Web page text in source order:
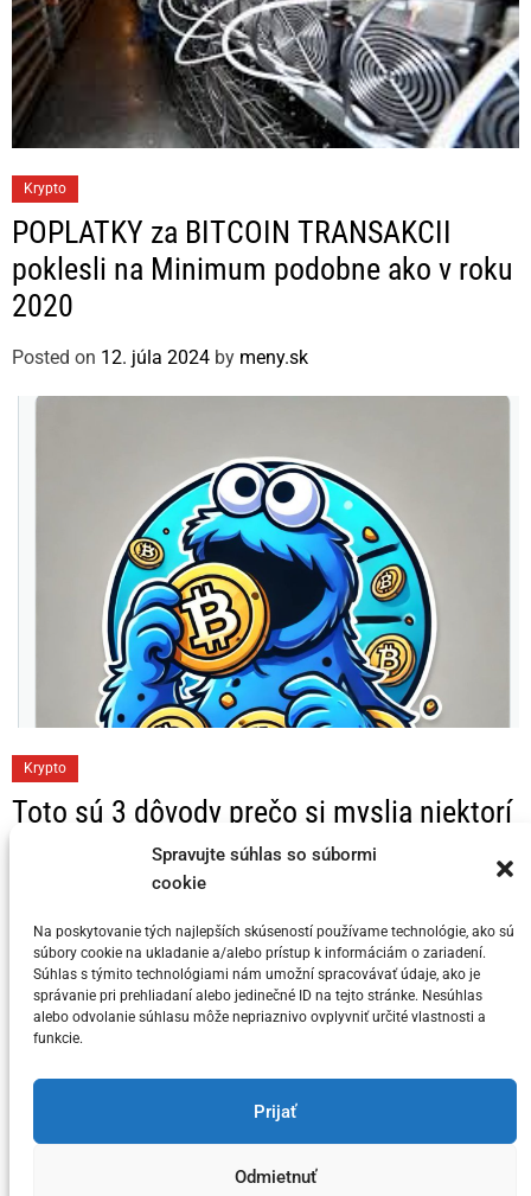
Spravujte súhlas so súbormi
cookie
Na poskytovanie tých najlepších skúseností používame technológie, ako sú
súbory cookie na ukladanie a/alebo prístup k informáciám o zariadení.
Súhlas s týmito technológiami nám umožní spracovávať údaje, ako je
správanie pri prehliadaní alebo jedinečné ID na tejto stránke. Nesúhlas
alebo odvolanie súhlasu môže nepriaznivo ovplyvniť určité vlastnosti a
funkcie.
Prijať
Odmietnuť
a
t
e
g
r
Krypto
POPLATKY za BITCOIN TRANSAKCII
poklesli na Minimum podobne ako v roku
2020
Posted on 12. júla 2024 by meny.sk
a
Krypto
Toto sú 3 dôvody prečo si myslia niektorí
KRYPTO Analytici, že Bitcoin dosahuje
svoj vrchol v tomto cykle
Posted on5. júla 2024 bymeny.sk